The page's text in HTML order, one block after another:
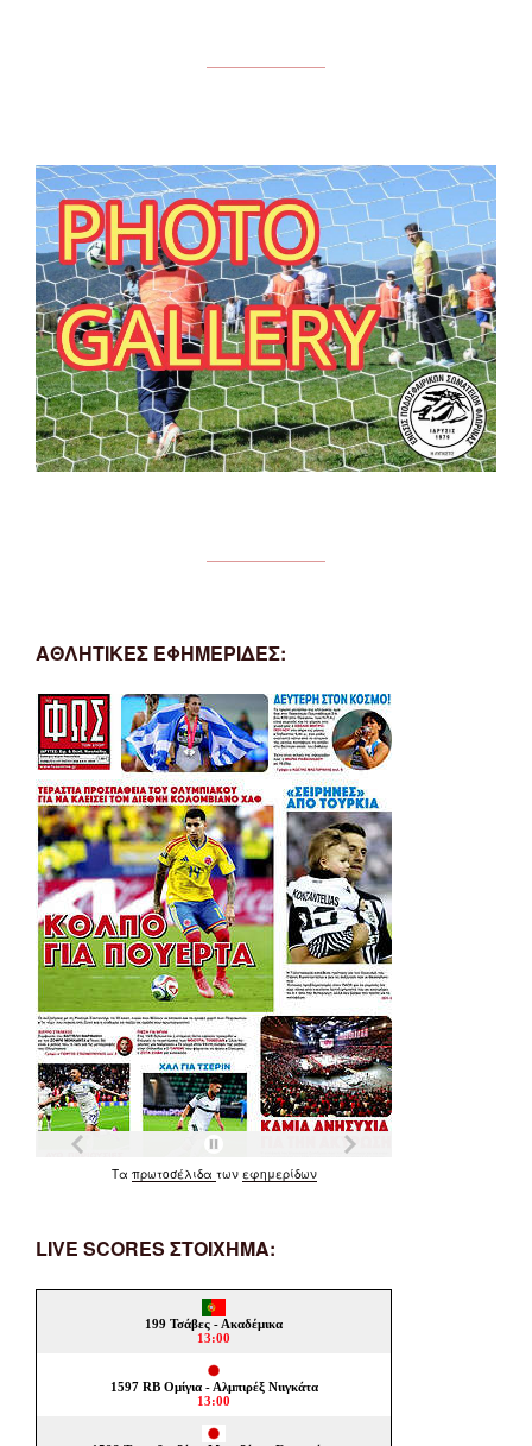
ΑΘΛΗΤΙΚΕΣ ΕΦΗΜΕΡΙΔΕΣ:
Τα πρωτοσέλιδα των εφημερίδων
LIVE SCORES ΣΤΟΙΧΗΜΑ: